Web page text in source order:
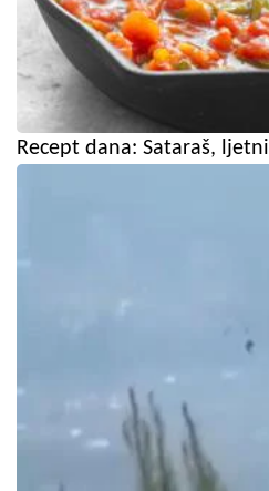
Recept dana: Sataraš,